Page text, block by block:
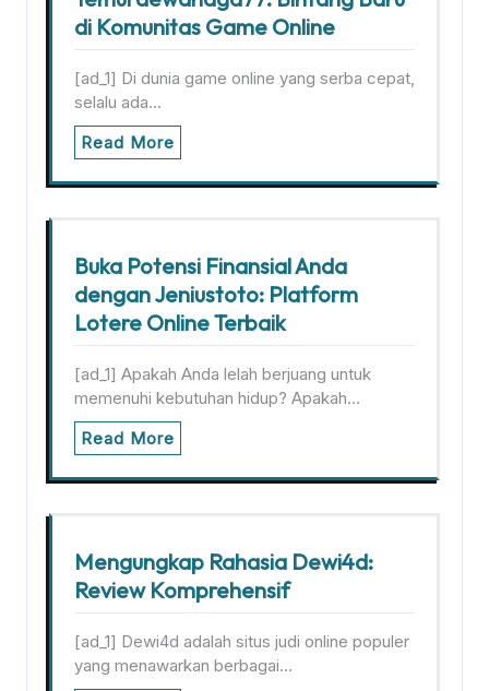
di Komunitas Game Online
[ad_1] Di dunia game online yang serba cepat,
selalu ada…
Read More
Buka Potensi Finansial Anda
dengan Jeniustoto: Platform
Lotere Online Terbaik
[ad_1] Apakah Anda lelah berjuang untuk
memenuhi kebutuhan hidup? Apakah…
Read More
Mengungkap Rahasia Dewi4d:
Review Komprehensif
[ad_1] Dewi4d adalah situs judi online populer
yang menawarkan berbagai…